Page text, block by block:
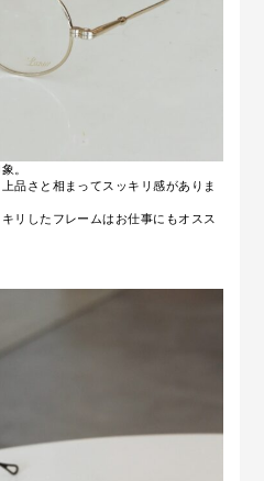
。
品さと相まってスッキリ感がありま
リしたフレームはお仕事にもオスス